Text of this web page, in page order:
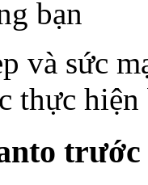
bạn
và sức
thực